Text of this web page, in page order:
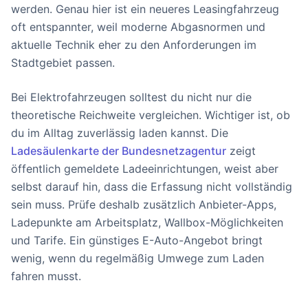
werden. Genau hier ist ein neueres Leasingfahrzeug
oft entspannter, weil moderne Abgasnormen und
aktuelle Technik eher zu den Anforderungen im
Stadtgebiet passen.
Bei Elektrofahrzeugen solltest du nicht nur die
theoretische Reichweite vergleichen. Wichtiger ist, ob
du im Alltag zuverlässig laden kannst. Die
Ladesäulenkarte der Bundesnetzagentur zeigt
öffentlich gemeldete Ladeeinrichtungen, weist aber
selbst darauf hin, dass die Erfassung nicht vollständig
sein muss. Prüfe deshalb zusätzlich Anbieter-Apps,
Ladepunkte am Arbeitsplatz, Wallbox-Möglichkeiten
und Tarife. Ein günstiges E-Auto-Angebot bringt
wenig, wenn du regelmäßig Umwege zum Laden
fahren musst.